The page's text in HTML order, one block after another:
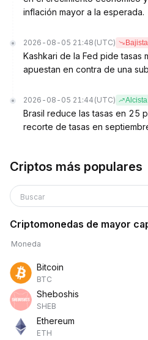
inflación mayor a la esperada.
2026-08-05 21:48 (UTC) Bajista
Kashkari de la Fed pide tasas
apuestan en contra de una
2026-08-05 21:44 (UTC) Alcista
Brasil reduce las tasas en 25
recorte de tasas en
Criptos más populares
Buscar
Criptomonedas de mayor
Moneda
Bitcoin
BTC
Sheboshis
SHEB
Ethereum
ETH